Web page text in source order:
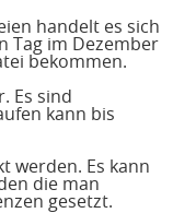
handelt es sich
Tag im Dezember
bekommen.
Es sind
kann bis
werden. Es kann
die man
gesetzt.